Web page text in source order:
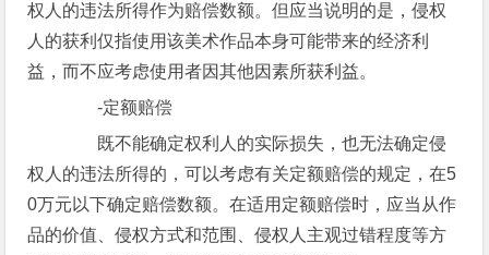
权人的违法所得作为赔偿数额。但应当说明的是，侵权
人的获利仅指使用该美术作品本身可能带来的经济利
益，而不应考虑使用者因其他因素所获利益。
-定额赔偿
既不能确定权利人的实际损失，也无法确定侵
权人的违法所得的，可以考虑有关定额赔偿的规定，在5
0万元以下确定赔偿数额。在适用定额赔偿时，应当从作
品的价值、侵权方式和范围、侵权人主观过错程度等方